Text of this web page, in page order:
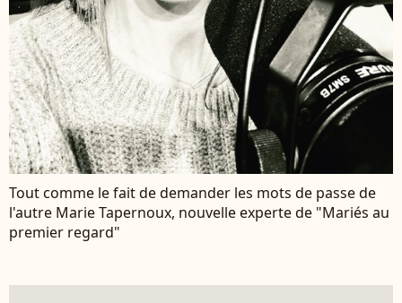
Tout comme le fait de demander les mots de passe de
l'autre Marie Tapernoux, nouvelle experte de "Mariés au
premier regard"